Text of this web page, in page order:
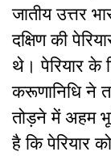
जातीय उत्तर
दक्षिण की
थे। पेरियार के
करूणानिधि ने
तोड़ने में अहम
है कि पेरियार